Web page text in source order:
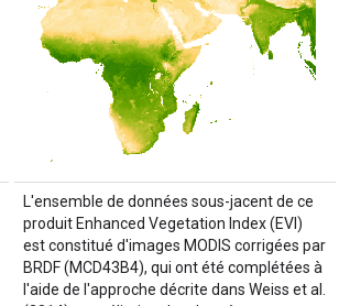
L'ensemble de données sous-jacent de ce
produit Enhanced Vegetation Index (EVI)
est constitué d'images MODIS corrigées par
BRDF (MCD43B4), qui ont été complétées à
l'aide de l'approche décrite dans Weiss et al.